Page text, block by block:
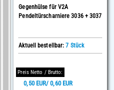
Gegenhülse für V2A
Pendeltürscharniere 3036 + 3037
Aktuell bestellbar:7 Stück
Preis Netto / Brutto:
0,50 EUR/ 0,60 EUR